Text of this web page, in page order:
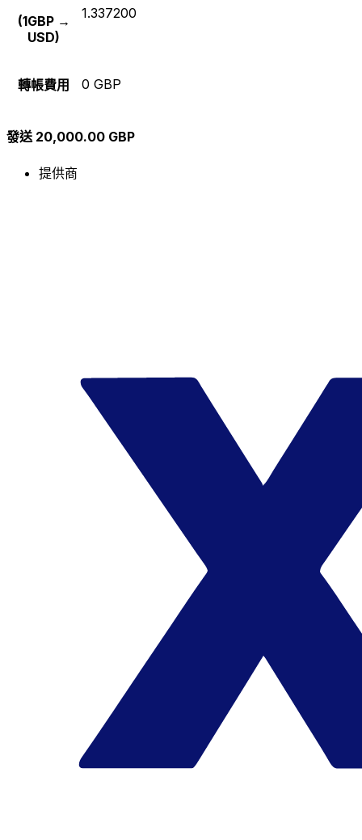
(1GBP →
USD)
1.337200
轉帳費用 0 GBP
發送 20,000.00 GBP
提供商